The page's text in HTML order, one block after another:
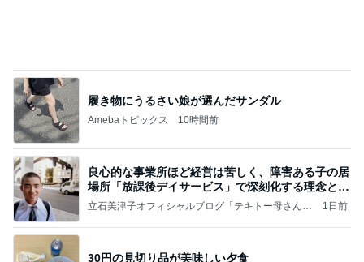
履き物にうるさい娘が選んだサンダル
Amebaトピックス 10時間前
良心的な事業所ほど経営は苦しく、障害ある子の居
場所「放課後デイサービス」で深刻化する理念と現
実の
立石美津子オフィシャルブログ「テキトー母さんの
1日前
30円の見切り品が美味しい夕食